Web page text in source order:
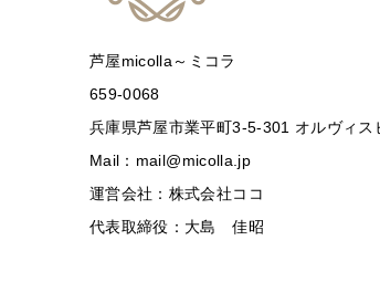
芦屋micolla～ミコラ
659-0068
兵庫県芦屋市業平町3-5-301 オルヴィス
Mail：mail@micolla.jp
運営会社：株式会社ココ
代表取締役：大島 佳昭